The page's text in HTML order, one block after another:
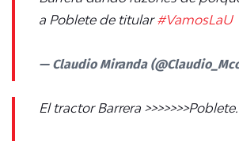
a Poblete de titular#VamosLaU
— Claudio Miranda
El tractor Barrera >>>>>>>Poblete.